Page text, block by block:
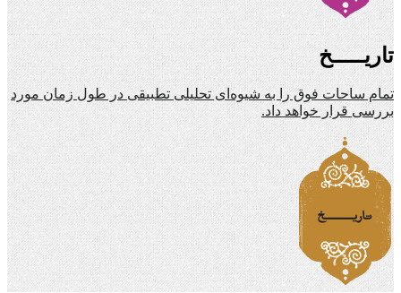
تاریـــــخ
تمام ساحات فوق را به شیوه‌ای تحلیلی تطبیقی در طول زمان مورد
بررسی قرار خواهد داد.